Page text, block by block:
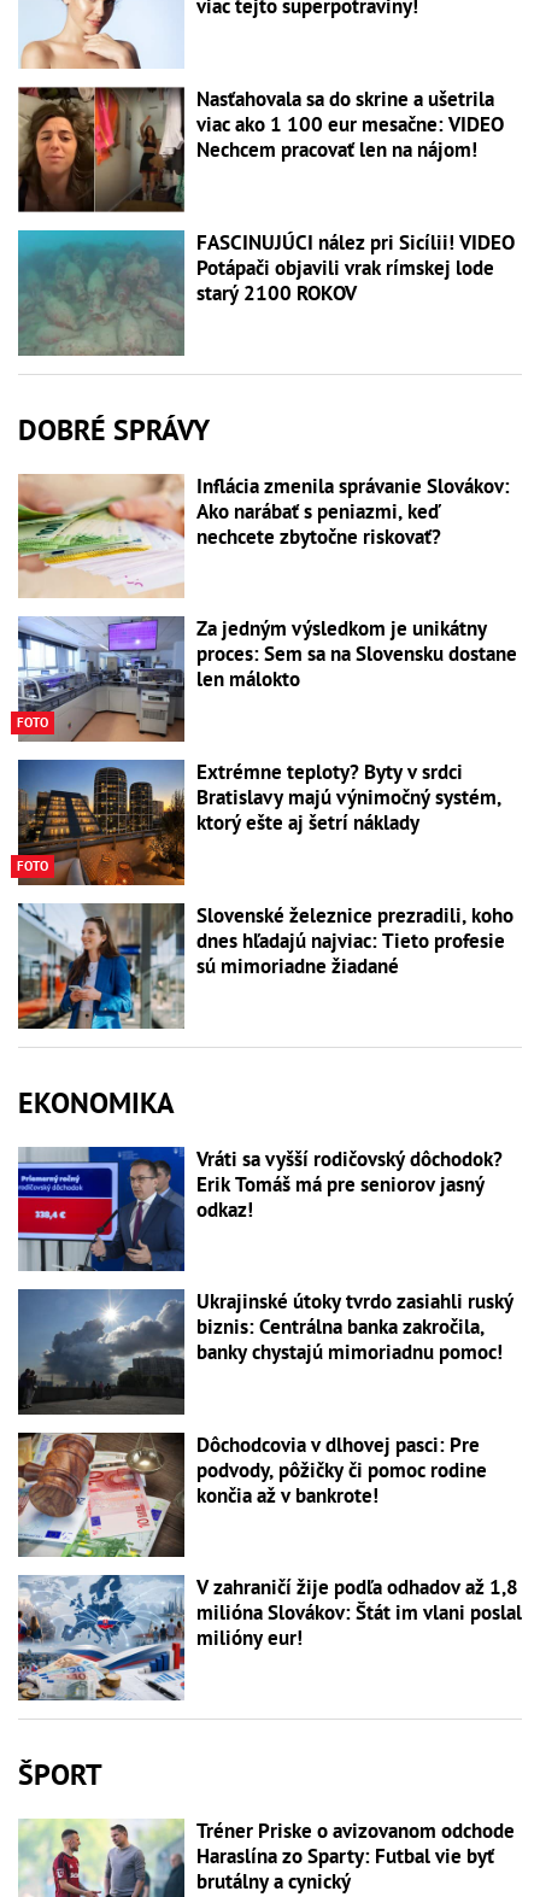
viac tejto superpotraviny!
Nasťahovala sa do skrine a ušetrila
viac ako 1 100 eur mesačne: VIDEO
Nechcem pracovať len na nájom!
FASCINUJÚCI nález pri Sicílii! VIDEO
Potápači objavili vrak rímskej lode
starý 2100 ROKOV
DOBRÉ SPRÁVY
Inflácia zmenila správanie Slovákov:
Ako narábať s peniazmi, keď
nechcete zbytočne riskovať?
FOTO
Za jedným výsledkom je unikátny
proces: Sem sa na Slovensku dostane
len málokto
FOTO
Extrémne teploty? Byty v srdci
Bratislavy majú výnimočný systém,
ktorý ešte aj šetrí náklady
Slovenské železnice prezradili, koho
dnes hľadajú najviac: Tieto profesie
sú mimoriadne žiadané
EKONOMIKA
Vráti sa vyšší rodičovský dôchodok?
Erik Tomáš má pre seniorov jasný
odkaz!
Ukrajinské útoky tvrdo zasiahli ruský
biznis: Centrálna banka zakročila,
banky chystajú mimoriadnu pomoc!
Dôchodcovia v dlhovej pasci: Pre
podvody, pôžičky či pomoc rodine
končia až v bankrote!
V zahraničí žije podľa odhadov až 1,8
milióna Slovákov: Štát im vlani poslal
milióny eur!
ŠPORT
Tréner Priske o avizovanom odchode
Haraslína zo Sparty: Futbal vie byť
brutálny a cynický